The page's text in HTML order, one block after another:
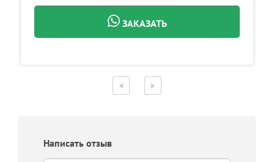
ЗАКАЗАТЬ
Написать отзыв